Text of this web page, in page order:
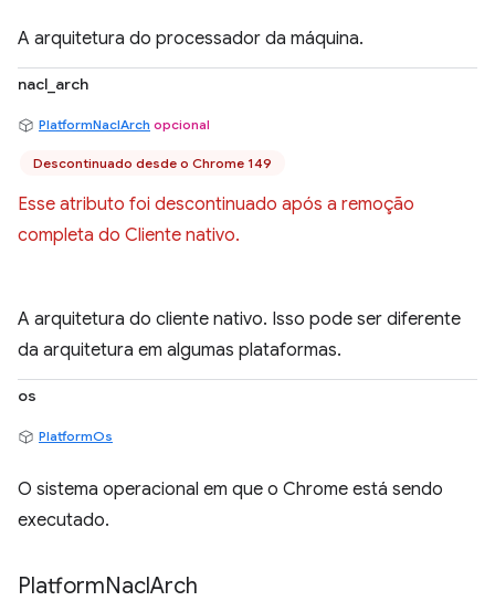
A arquitetura do processador da máquina.
nacl_arch
PlatformNaclArch opcional
Descontinuado desde o Chrome 149
Esse atributo foi descontinuado após a remoção
completa do Cliente nativo.
A arquitetura do cliente nativo. Isso pode ser diferente
da arquitetura em algumas plataformas.
os
PlatformOs
O sistema operacional em que o Chrome está sendo
executado.
PlatformNaclArch